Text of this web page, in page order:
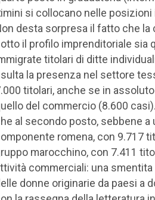
si collocano nelle
desta sorpresa il fatto che
il profilo imprenditoriale sia
titolari di ditte
la presenza nel settore
titolari, anche se in
del commercio (8.600
al secondo posto, sebbene a
romena, con 9.717
marocchino, con 7.411
commerciali: una
donne originarie da paesi a